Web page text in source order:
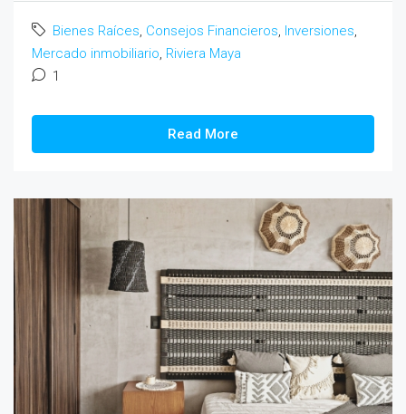
Bienes Raíces, Consejos Financieros, Inversiones,
Mercado inmobiliario, Riviera Maya
1
Read More